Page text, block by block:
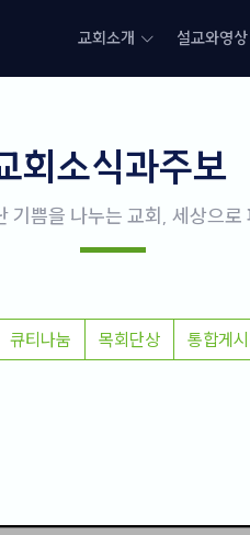
교회소개 설교와영상
회소식과주보
기쁨을 나누는 교회, 세상으
큐티나눔 목회단상 통합게